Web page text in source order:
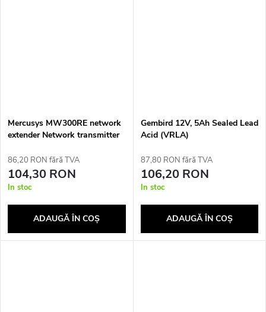
Mercusys MW300RE network
extender Network transmitter
86,20 RON fără TVA
104,30 RON
In stoc
ADAUGĂ ÎN COŞ
Gembird 12V, 5Ah Sealed Lead
Acid (VRLA)
87,80 RON fără TVA
106,20 RON
In stoc
ADAUGĂ ÎN COŞ